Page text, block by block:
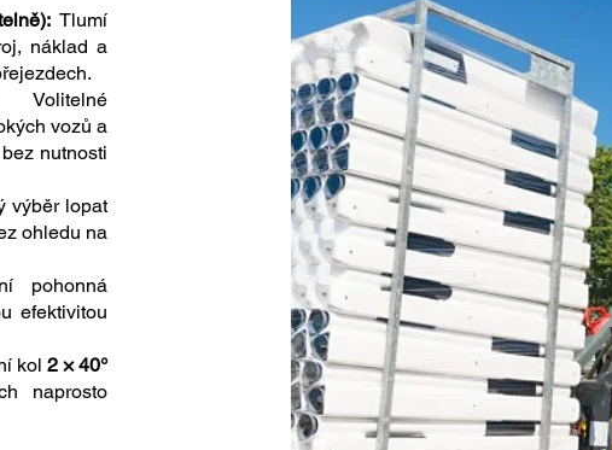
Tlumí
náklad a
Volitelné
vozů a
nutnosti
výběr lopat
ohledu na
pohonná
efektivitou
kol2 × 40°
naprosto